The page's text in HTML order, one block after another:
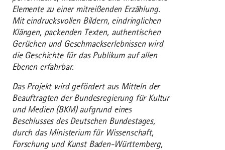
Elemente zu einer mitreißenden Erzählung.
Mit eindrucksvollen Bildern, eindringlichen
Klängen, packenden Texten, authentischen
Gerüchen und Geschmackserlebnissen wird
die Geschichte für das Publikum auf allen
Ebenen erfahrbar.
Das Projekt wird gefördert aus Mitteln der
Beauftragten der Bundesregierung für Kultur
und Medien (BKM) aufgrund eines
Beschlusses des Deutschen Bundestages,
durch das Ministerium für Wissenschaft,
Forschung und Kunst Baden-Württemberg,